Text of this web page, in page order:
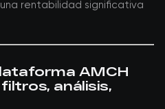
rentabilidad significativa
AMCH
análisis,